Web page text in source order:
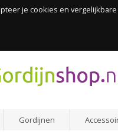
je cookies en
Gordijnen